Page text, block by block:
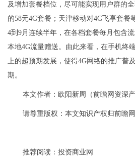
及增加套餐档位，尽可能实现用户群的
的58元4G套餐；天津移动对4G飞享套餐
4到9月连续半年，在各档套餐每月包含
本地4G流量赠送。由此来看，在手机终
上的超预期发展，使得4G网络的推广普
期。
本文作者：欧阳新周（前瞻网资深
请尊重版权：本文知识产权归前瞻
推荐阅读： 投资商业网